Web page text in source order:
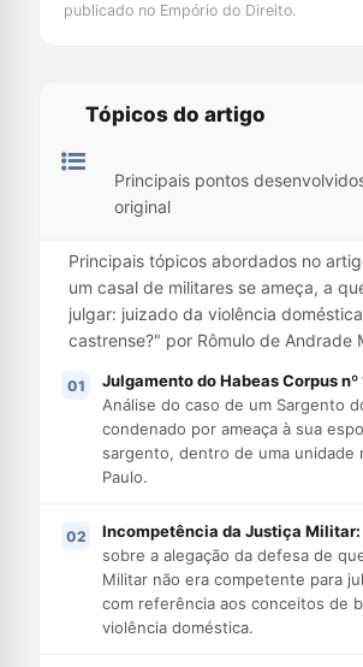
publicado no Empório do Direito.
Tópicos do artigo
Principais pontos
original
Principais tópicos abordados no
um casal de militares se ameça, a
julgar: juizado da violência
castrense?" por Rômulo de Andrade
Julgamento do Habeas Corpus nº
Análise do caso de um Sargento
condenado por ameaça à sua
sargento, dentro de uma unidade
Paulo.
Incompetência da Justiça Militar:
sobre a alegação da defesa de
Militar não era competente para
com referência aos conceitos de
violência doméstica.